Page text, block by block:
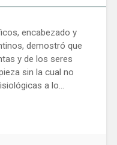
encabezado y
demostró que
y de los seres
sin la cual no
a lo…